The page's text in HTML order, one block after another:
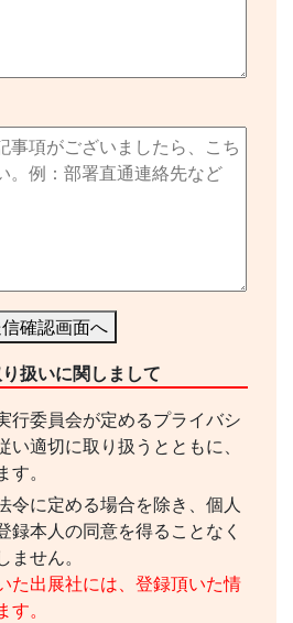
確認画面へ
扱いに関しまして
行委員会が定めるプライバシ
い適切に取り扱うとともに、
。
令に定める場合を除き、個人
録本人の同意を得ることなく
ません。
た出展社には、登録頂いた情
。